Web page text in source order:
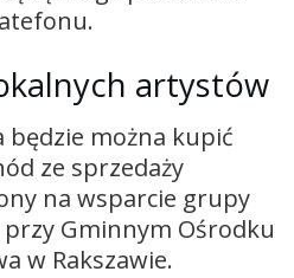
artystów
będzie można kupić
ze sprzedaży
na wsparcie grupy
przy Gminnym Ośrodku
w Rakszawie.